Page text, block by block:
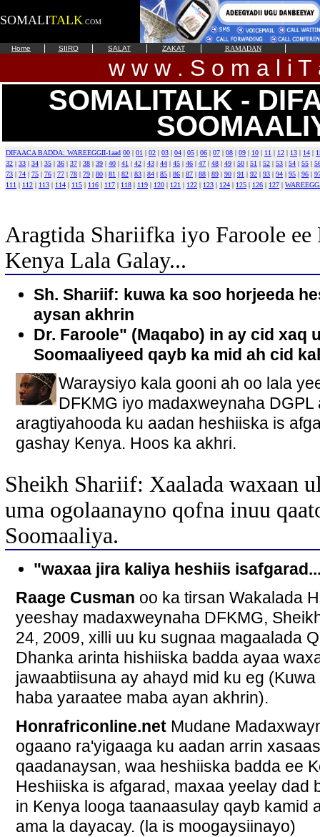
SOMALITALK .COM
Home SIIRO SALAT ZAKAT RAMADAN
w w w . S o m a l i T
SOMALITALK -
DIFAACA BADDA: WAREEGGII-1aad 00 | 01 | 02 | 03 | 04 | 05 | 06 | 07 | 08 | 09 | 10 | 11 | 12 | 13 | 14 |
32 | 33 | 34 | 35 | 36 | 37 | 38 | 39 | 40 | 41 | 42 | 43 | 44 | 45 | 46 | 47 | 48 | 49 | 50 | 51 | 52 | 53 | 54 | 55 |
73 | 74 | 75 | 76 | 77 | 78 | 79 | 80 | 81 | 82 | 83 | 84 | 85 | 86 | 87 | 88 | 89 | 90 | 91 | 92 | 93 | 94 | 95 | 96 |
111 | 112 | 113 | 114 | 115 | 116 | 117 | 118 | 119 | 120 | 121 | 122 | 123 | 124 | 125 | 126 | 127 |
Aragtida Shariifka iyo Faroole ee
Kenya Lala Galay...
Sh. Shariif: kuwa ka soo horjeeda
aysan akhrin
Dr. Faroole" (Maqabo) in ay cid xaq
Soomaaliyeed qayb ka mid ah cid
Waraysiyo kala gooni ah oo lala
DFKMG iyo madaxweynaha
aragtiyahooda ku aadan heshiiska is
gashay Kenya. Hoos ka akhri.
Sheikh Shariif: Xaalada waxaan
uma ogolaanayno qofna inuu
Soomaaliya.
"waxaa jira kaliya heshiis
Raage Cusman oo ka tirsan Wakalada
yeeshay madaxweynaha DFKMG,
24, 2009, xilli uu ku sugnaa magaalada
Dhanka arinta hishiiska badda ayaa
jawaabtiisuna ay ahayd mid ku eg
haba yaraatee maba ayan akhrin).
Honrafriconline.net Mudane
ogaano ra'yigaaga ku aadan arrin
qaadanaysan, waa heshiiska badda ee
Heshiiska is afgarad, maxaa yeelay dad
in Kenya looga taanaasulay qayb kamid
ama la dayacay. (la is moogaysiinayo)